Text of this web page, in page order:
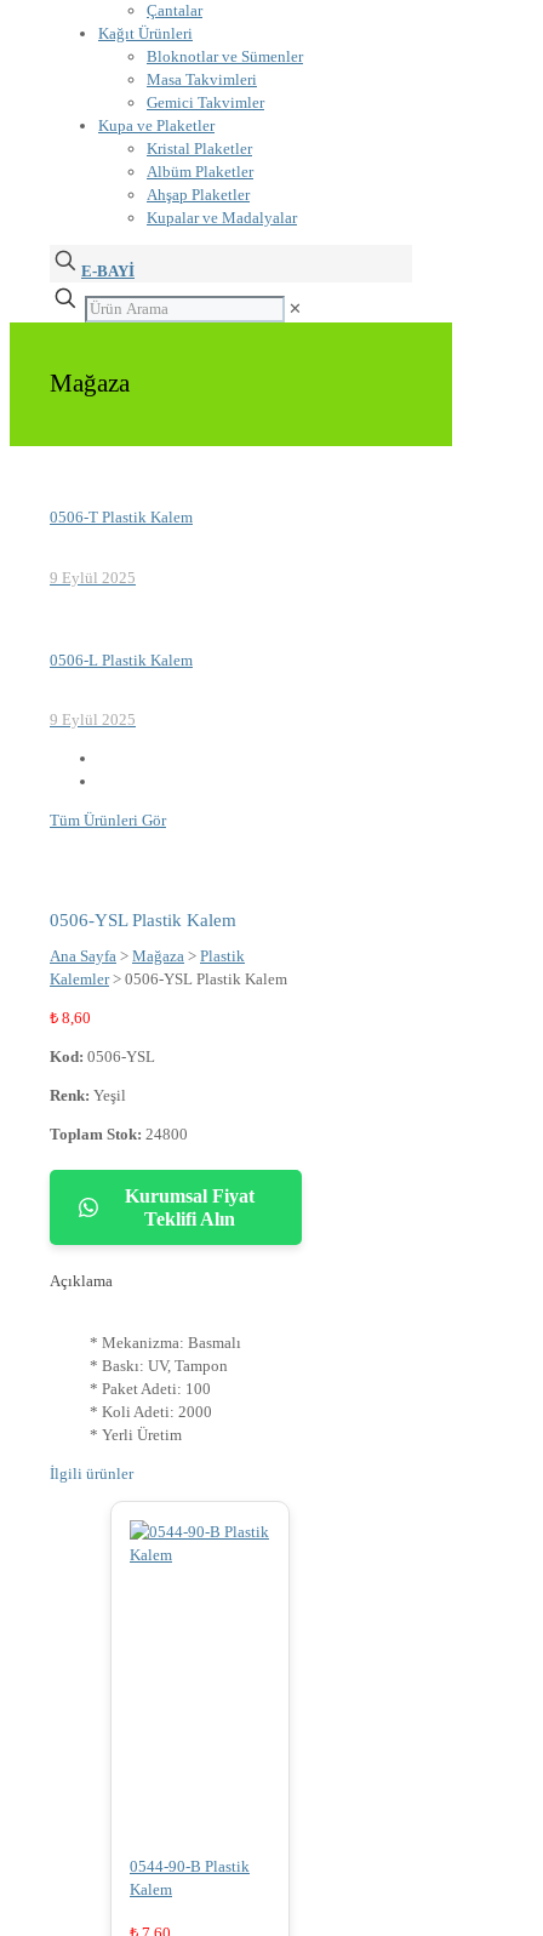
Çantalar
Kağıt Ürünleri
Bloknotlar ve Sümenler
Masa Takvimleri
Gemici Takvimler
Kupa ve Plaketler
Kristal Plaketler
Albüm Plaketler
Ahşap Plaketler
Kupalar ve Madalyalar
E-BAYİ
✕
Mağaza
0506-T Plastik Kalem
9 Eylül 2025
0506-L Plastik Kalem
9 Eylül 2025
Tüm Ürünleri Gör
0506-YSL Plastik Kalem
Ana Sayfa > Mağaza > Plastik
Kalemler> 0506-YSL Plastik Kalem
₺ 8,60
Kod: 0506-YSL
Renk: Yeşil
Toplam Stok: 24800
Kurumsal Fiyat
Teklifi Alın
Açıklama
* Mekanizma: Basmalı
* Baskı: UV, Tampon
* Paket Adeti: 100
* Koli Adeti: 2000
* Yerli Üretim
İlgili ürünler
0544-90-B Plastik
Kalem